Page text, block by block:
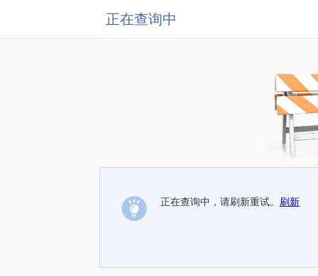
正在查询中
正在查询中，请刷新重试。 刷新